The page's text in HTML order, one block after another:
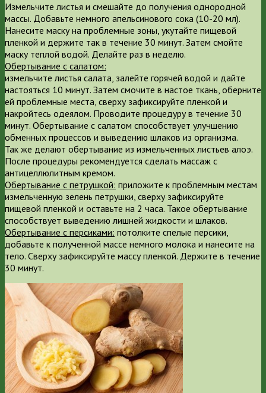
Измельчите листья и смешайте до получения однородной
массы. Добавьте немного апельсинового сока (10-20 мл).
Нанесите маску на проблемные зоны, укутайте пищевой
пленкой и держите так в течение 30 минут. Затем смойте
маску теплой водой. Делайте раз в неделю.
Обертывание с салатом:
измельчите листья салата, залейте горячей водой и дайте
настояться 10 минут. Затем смочите в настое ткань, оберните
ей проблемные места, сверху зафиксируйте пленкой и
накройтесь одеялом. Проводите процедуру в течение 30
минут. Обертывание с салатом способствует улучшению
обменных процессов и выведению шлаков из организма.
Так же делают обертывание из измельченных листьев алоэ.
После процедуры рекомендуется сделать массаж с
антицеллюлитным кремом.
Обертывание с петрушкой: приложите к проблемным местам
измельченную зелень петрушки, сверху зафиксируйте
пищевой пленкой и оставьте на 2 часа. Такое обертывание
способствует выведению лишней жидкости и шлаков.
Обертывание с персиками: потолките спелые персики,
добавьте к полученной массе немного молока и нанесите на
тело. Сверху зафиксируйте массу пленкой. Держите в течение
30 минут.